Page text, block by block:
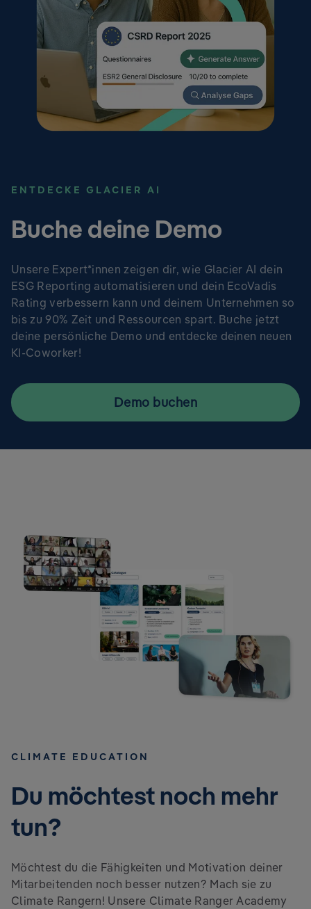
ENTDECKE GLACIER AI
Buche deine Demo
Unsere Expert*innen zeigen dir, wie Glacier AI dein
ESG Reporting automatisieren und dein EcoVadis
Rating verbessern kann und deinem Unternehmen so
bis zu 90% Zeit und Ressourcen spart. Buche jetzt
deine persönliche Demo und entdecke deinen neuen
KI-Coworker!
Demo buchen
CLIMATE EDUCATION
Du möchtest noch mehr
tun?
Möchtest du die Fähigkeiten und Motivation deiner
Mitarbeitenden noch besser nutzen? Mach sie zu
Climate Rangern! Unsere Climate Ranger Academy